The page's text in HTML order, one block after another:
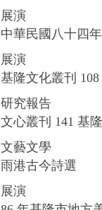
展演
中華民國八十四
展演
基隆文化叢刊
研究報告
文心叢刊 141 基
文藝文學
雨港古今詩選
展演